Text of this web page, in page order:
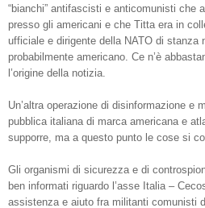
“bianchi” antifascisti e anticomunisti che
presso gli americani e che Titta era in
ufficiale e dirigente della NATO di stanza
probabilmente americano. Ce n’è
l’origine della notizia.
Un’altra operazione di disinformazione e
pubblica italiana di marca americana e
supporre, ma a questo punto le cose si
Gli organismi di sicurezza e di
ben informati riguardo l’asse Italia –
assistenza e aiuto fra militanti comunisti